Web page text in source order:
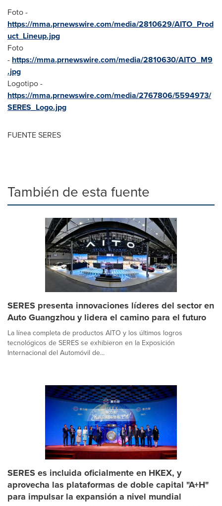
Foto -
https://mma.prnewswire.com/media/2810629/AITO_Prod
uct_Lineup.jpg
Foto
- https://mma.prnewswire.com/media/2810630/AITO_M9
.jpg
Logotipo -
https://mma.prnewswire.com/media/2767806/5594973/
SERES_Logo.jpg
FUENTE SERES
También de esta fuente
SERES presenta innovaciones líderes del sector en
Auto Guangzhou y lidera el camino para el futuro
La línea completa de productos AITO y los últimos logros
tecnológicos de SERES se exhibieron en la Exposición
Internacional del Automóvil de...
SERES es incluida oficialmente en HKEX, y
aprovecha las plataformas de doble capital "A+H"
para impulsar la expansión a nivel mundial